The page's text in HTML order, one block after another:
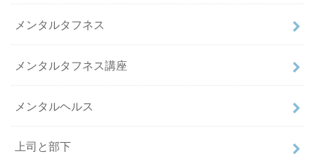
メンタルタフネス
メンタルタフネス講座
メンタルヘルス
上司と部下